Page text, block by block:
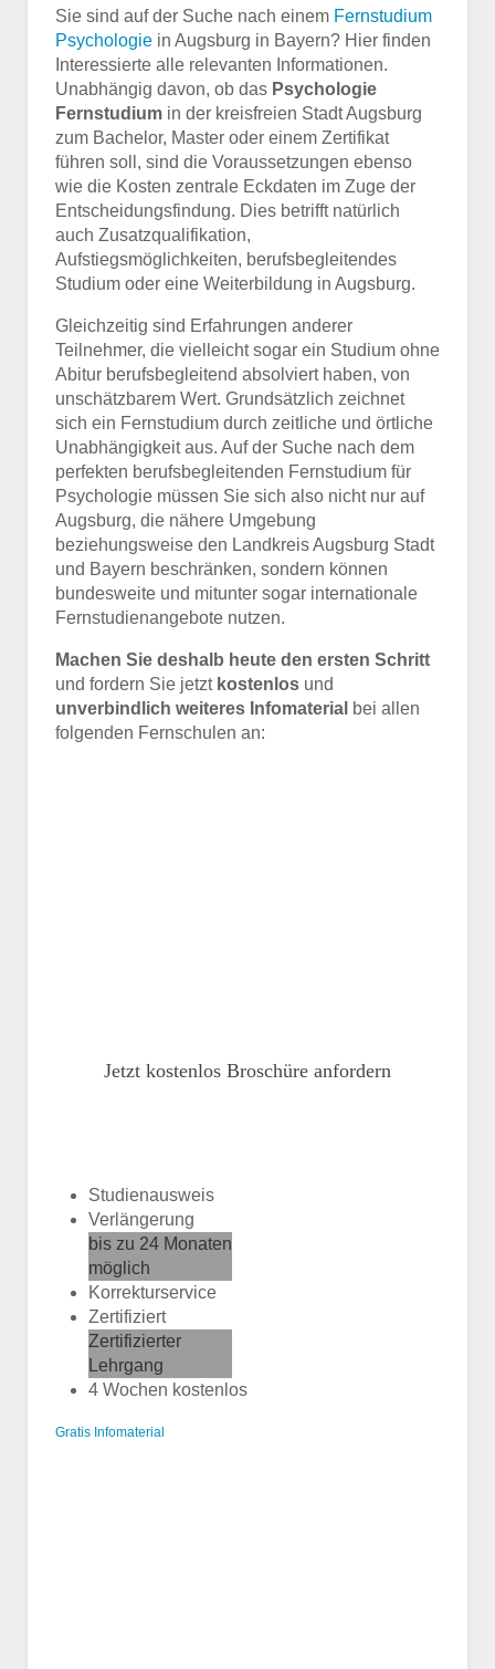
Sie sind auf der Suche nach einem Fernstudium
Psychologie in Augsburg in Bayern? Hier finden
Interessierte alle relevanten Informationen.
Unabhängig davon, ob das Psychologie
Fernstudium in der kreisfreien Stadt Augsburg
zum Bachelor, Master oder einem Zertifikat
führen soll, sind die Voraussetzungen ebenso
wie die Kosten zentrale Eckdaten im Zuge der
Entscheidungsfindung. Dies betrifft natürlich
auch Zusatzqualifikation,
Aufstiegsmöglichkeiten, berufsbegleitendes
Studium oder eine Weiterbildung in Augsburg.
Gleichzeitig sind Erfahrungen anderer
Teilnehmer, die vielleicht sogar ein Studium ohne
Abitur berufsbegleitend absolviert haben, von
unschätzbarem Wert. Grundsätzlich zeichnet
sich ein Fernstudium durch zeitliche und örtliche
Unabhängigkeit aus. Auf der Suche nach dem
perfekten berufsbegleitenden Fernstudium für
Psychologie müssen Sie sich also nicht nur auf
Augsburg, die nähere Umgebung
beziehungsweise den Landkreis Augsburg Stadt
und Bayern beschränken, sondern können
bundesweite und mitunter sogar internationale
Fernstudienangebote nutzen.
Machen Sie deshalb heute den ersten Schritt
und fordern Sie jetzt kostenlos und
unverbindlich weiteres Infomaterial bei allen
folgenden Fernschulen an:
Jetzt kostenlos Broschüre anfordern
Studienausweis
Verlängerung
bis zu 24 Monaten
möglich
Korrekturservice
Zertifiziert
Zertifizierter
Lehrgang
4 Wochen kostenlos
Gratis Infomaterial